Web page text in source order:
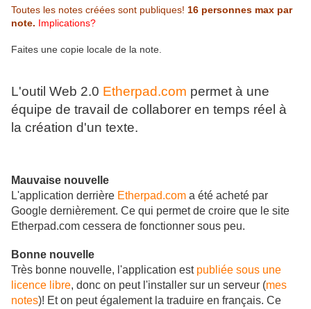
Toutes les notes créées sont publiques! 16 personnes max par
note. Implications?
Faites une copie locale de la note.
L'outil Web 2.0 Etherpad.com permet à une
équipe de travail de collaborer en temps réel à
la création d'un texte.
Mauvaise nouvelle
L'application derrière Etherpad.com a été acheté par
Google dernièrement. Ce qui permet de croire que le site
Etherpad.com cessera de fonctionner sous peu.
Bonne nouvelle
Très bonne nouvelle, l'application est publiée sous une
licence libre, donc on peut l'installer sur un serveur (mes
notes)! Et on peut également la traduire en français. Ce